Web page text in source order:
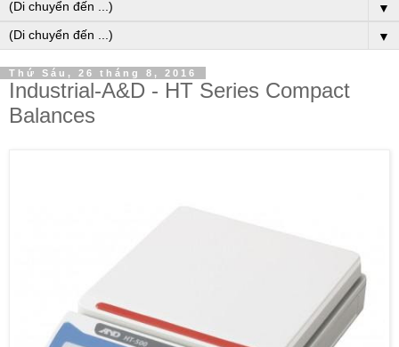
▼
▼
Thứ Sáu, 26 tháng 8, 2016
Industrial-A&D - HT Series Compact
Balances